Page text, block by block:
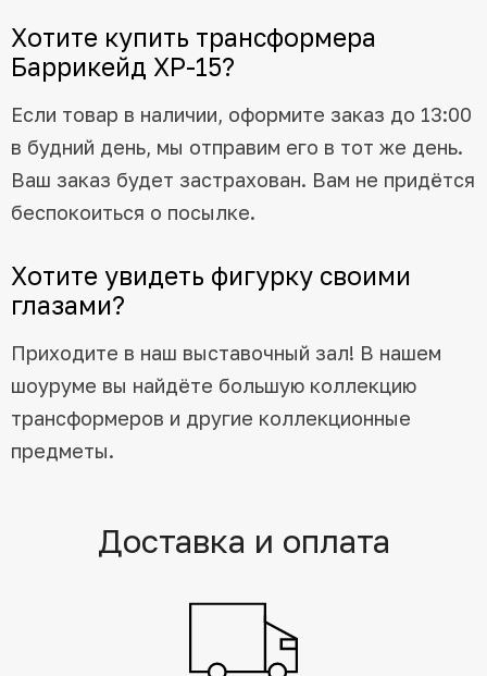
Хотите купить трансформера
Баррикейд XP-15?
Если товар в наличии, оформите заказ до 13:00
в будний день, мы отправим его в тот же день.
Ваш заказ будет застрахован. Вам не придётся
беспокоиться о посылке.
Хотите увидеть фигурку своими
глазами?
Приходите в наш выставочный зал! В нашем
шоуруме вы найдёте большую коллекцию
трансформеров и другие коллекционные
предметы.
Доставка и оплата